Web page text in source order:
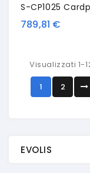
789,81 €
Visualizzati 1-
1
2
EVOLIS